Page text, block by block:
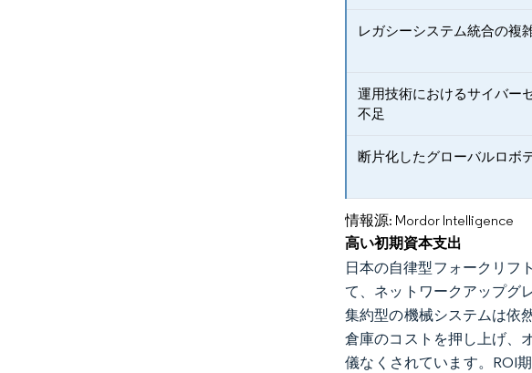
レガシーシステム統合の複
運用技術におけるサイバー
不足
断片化したグローバルロボ
情報源: Mordor Intelligence
高い初期資本支出
日本の自律型フォークリフ
て、ネットワークアップグ
集約型の機械システムは依
倉庫のコストを押し上げ、
儀なくされています。ROI